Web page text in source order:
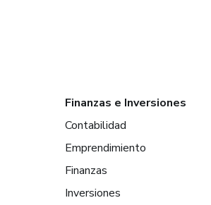
Finanzas e Inversiones
Contabilidad
Emprendimiento
Finanzas
Inversiones